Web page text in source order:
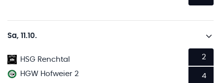
Sa, 11.10.
HSG Renchtal
HGW Hofweier 2
2
4